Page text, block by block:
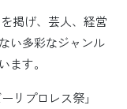
掲げ、芸人、経営
い多彩なジャンル
ます。
リプロレス祭」